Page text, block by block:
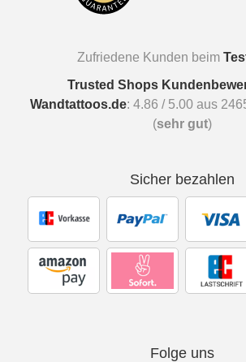
Zufriedene Kunden beim
Trusted Shops
Wandtattoos.de: 4.86 / 5.00 aus
(sehr gut)
Sicher bezahlen
Folge uns